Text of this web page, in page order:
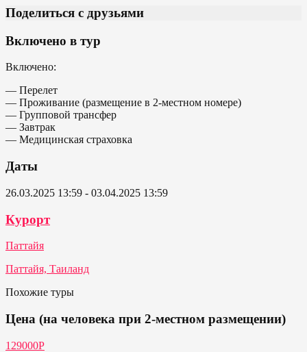
Поделиться с друзьями
Включено в тур
Включено:
— Перелет
— Проживание (размещение в 2-местном номере)
— Групповой трансфер
— Завтрак
— Медицинская страховка
Даты
26.03.2025 13:59 - 03.04.2025 13:59
Курорт
Паттайя
Паттайя, Таиланд
Похожие туры
Цена (на человека при 2-местном размещении)
129000P